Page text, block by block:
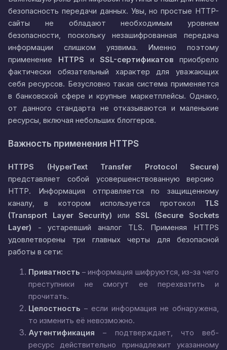
безопасность передачи данных. Увы, но простые HTTP-
сайты не обладают необходимым уровнем
безопасности, поскольку незашифрованная передача
информации слишком уязвима. Именно поэтому
применение HTTPS иSSL-сертификатов приобрело
фактически обязательный характер для уважающих
себя ресурсов. Безусловно такая система применяется
в банковской сфере и крупные маркетплейсы. Однако,
от данного стандарта не отказываются и маленькие
ресурсы, включая небольших блоггеров.
Важность применения HTTPS
HTTPS (HyperText Transfer Protocol Secure)
представляет собой усовершенствованную версию
HTTP. Информация отправляется по защищенному
каналу, в котором используется протокол TLS
(Transport Layer Security) или SSL (Secure Sockets
Layer) - устаревший аналог TLS. Применяя HTTPS
удовлетворены три главных черты для безопасной
работы в сети:
Приватность– информация шифруются, из-за чего
преступники не смогут ее перехватить и
прочитать.
Целостность – если информация не обнаружена,
то изменить её невозможно.
Аутентификация – подтверждает, что веб-
ресурс действительно принадлежит указанному